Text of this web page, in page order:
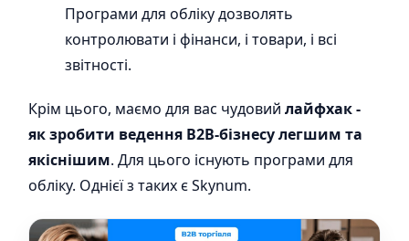
Програми для обліку дозволять
контролювати і фінанси, і товари, і всі
звітності.
Крім цього, маємо для вас чудовий лайфхак -
як зробити ведення В2В-бізнесу легшим та
якіснішим. Для цього існують програми для
обліку. Однієї з таких є Skynum.